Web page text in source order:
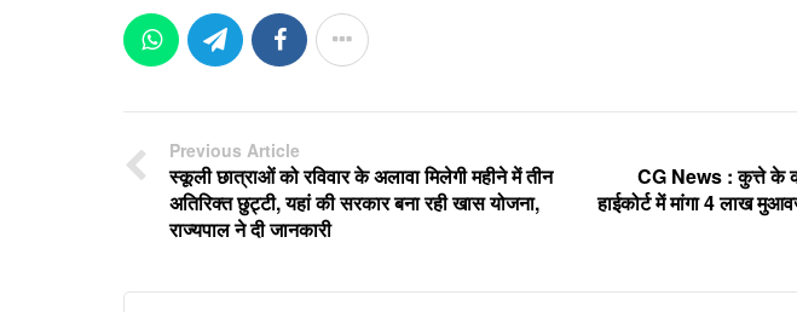
Previous Article
स्कूली छात्राओं को रविवार के अलावा मिलेगी महीने में तीन
अतिरिक्त छुट्टी, यहां की सरकार बना रही खास योजना,
राज्यपाल ने दी जानकारी
CG News : कुत्ते के
हाईकोर्ट में मांगा 4 लाख